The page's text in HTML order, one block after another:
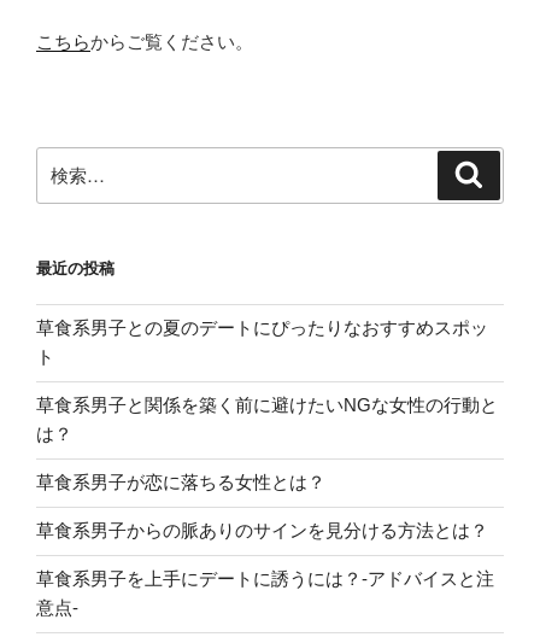
こちらからご覧ください。
索:
最近の投稿
草食系男子との夏のデートにぴったりなおすすめスポッ
ト
草食系男子と関係を築く前に避けたいNGな女性の行動と
は？
草食系男子が恋に落ちる女性とは？
草食系男子からの脈ありのサインを見分ける方法とは？
草食系男子を上手にデートに誘うには？-アドバイスと注
意点-